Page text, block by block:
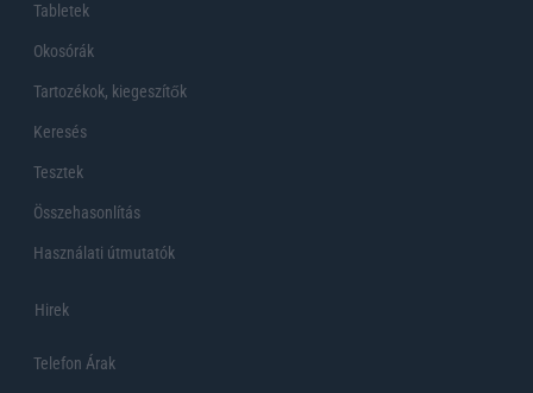
Tabletek
Okosórák
Tartozékok, kiegeszítők
Keresés
Tesztek
Összehasonlítás
Használati útmutatók
Hirek
Telefon Árak